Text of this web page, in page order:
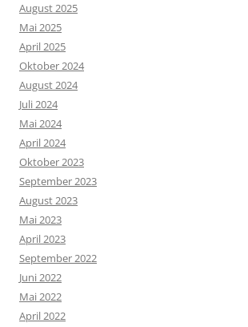
August 2025
Mai 2025
April 2025
Oktober 2024
August 2024
Juli 2024
Mai 2024
April 2024
Oktober 2023
September 2023
August 2023
Mai 2023
April 2023
September 2022
Juni 2022
Mai 2022
April 2022